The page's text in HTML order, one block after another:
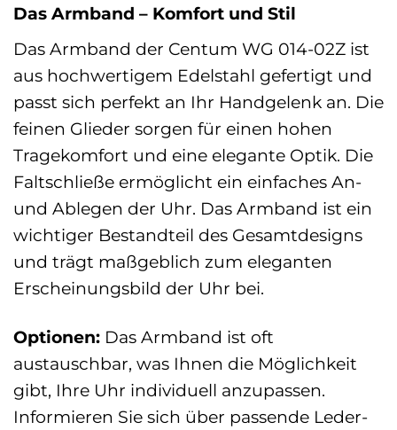
Das Armband – Komfort und Stil
Das Armband der Centum WG 014-02Z ist
aus hochwertigem Edelstahl gefertigt und
passt sich perfekt an Ihr Handgelenk an. Die
feinen Glieder sorgen für einen hohen
Tragekomfort und eine elegante Optik. Die
Faltschließe ermöglicht ein einfaches An-
und Ablegen der Uhr. Das Armband ist ein
wichtiger Bestandteil des Gesamtdesigns
und trägt maßgeblich zum eleganten
Erscheinungsbild der Uhr bei.
Optionen: Das Armband ist oft
austauschbar, was Ihnen die Möglichkeit
gibt, Ihre Uhr individuell anzupassen.
Informieren Sie sich über passende Leder-